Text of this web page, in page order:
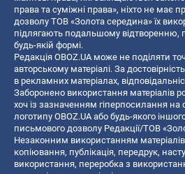
права та суміжні права», ніхто не має
дозволу ТОВ «Золота середина» їх
підлягають подальшому
будь-якій формі.
Редакція OBOZ.UA може не поділяти
авторському матеріалі. За
в рекламних матеріалах,
Заборонено використання матеріалів
хоч із зазначенням гіперпосилання на
логотипу OBOZ.UA або будь-якого
письмового дозволу Редакції/ТОВ
Незаконним використанням
копiювання, публiкацiя, передрук,
використання, переробка з